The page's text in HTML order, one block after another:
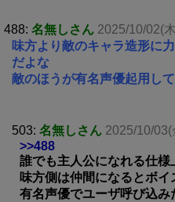
488: 名無しさん 2025/10/02(
味方より敵のキャラ造形に
だよな
敵のほうが有名声優起用し
503: 名無しさん 2025/10/
>>488
誰でも主人公になれる仕様
味方側は仲間になるとボ
有名声優でユーザ呼び込